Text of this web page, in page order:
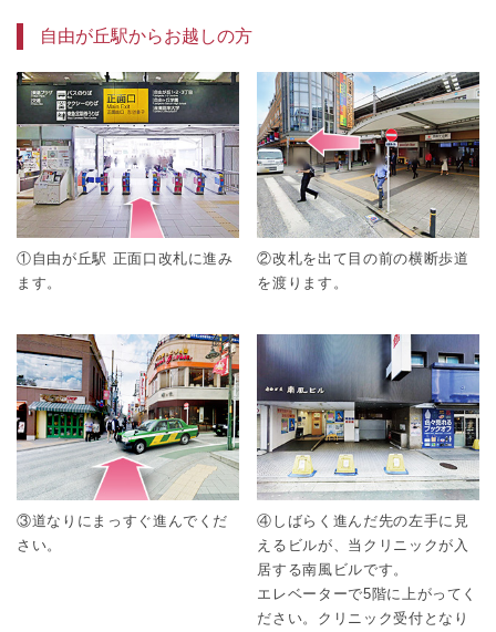
自由が丘駅からお越しの方
①自由が丘駅 正面口改札に進み
ます。
②改札を出て目の前の横断歩道
を渡ります。
③道なりにまっすぐ進んでくだ
さい。
④しばらく進んだ先の左手に見
えるビルが、当クリニックが入
居する南風ビルです。
エレベーターで5階に上がってく
ださい。クリニック受付となり